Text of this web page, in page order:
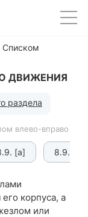
Списком
ДВИЖЕНИЯ
раздела
влево-вправо
[а] 8.9. [б]
корпуса, а
или